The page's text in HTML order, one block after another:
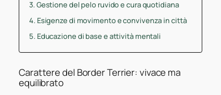
Gestione del pelo ruvido e cura quotidiana
Esigenze di movimento e convivenza in città
Educazione di base e attività mentali
Carattere del Border Terrier: vivace ma
equilibrato